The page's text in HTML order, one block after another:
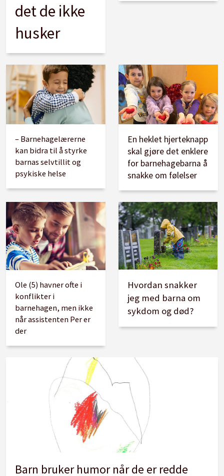
det de ikke
husker
– Barnehagelærerne
kan bidra til å styrke
barnas selvtillit og
psykiske helse
En heklet hjerteknapp
skal gjøre det enklere
for barnehagebarna å
snakke om følelser
Ole (5) havner ofte i
konflikter i
barnehagen, men ikke
når assistenten Per er
der
Hvordan snakker
jeg med barna om
sykdom og død?
Barn bruker humor når de er redde